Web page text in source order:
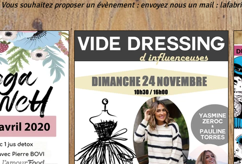
Vous souhaitez proposer un évènement : envoyez nous un mail :